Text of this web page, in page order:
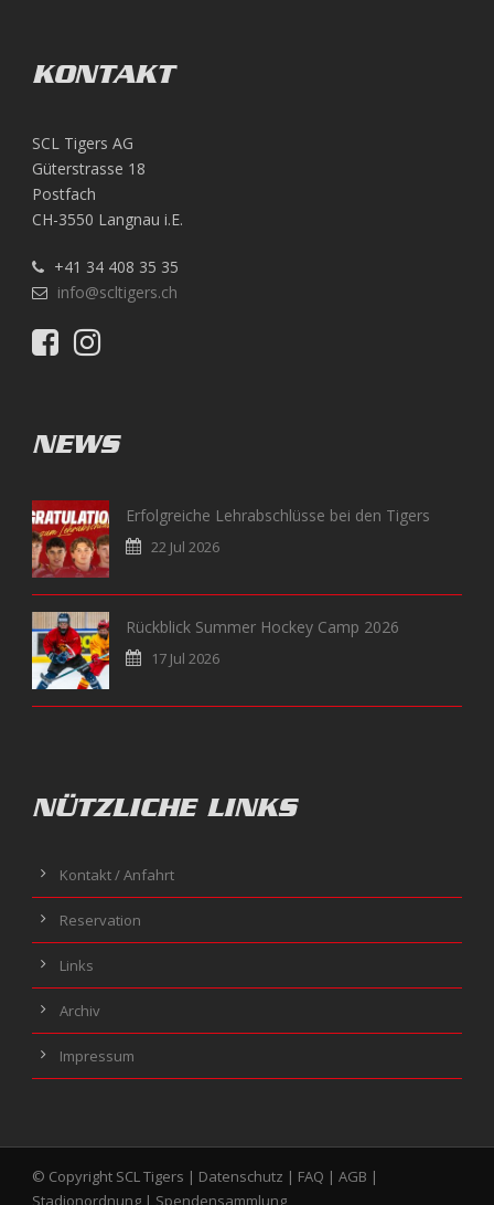
KONTAKT
SCL Tigers AG
Güterstrasse 18
Postfach
CH-3550 Langnau i.E.
+41 34 408 35 35
info@scltigers.ch
NEWS
Erfolgreiche Lehrabschlüsse bei den Tigers
22 Jul 2026
Rückblick Summer Hockey Camp 2026
17 Jul 2026
NÜTZLICHE LINKS
Kontakt / Anfahrt
Reservation
Links
Archiv
Impressum
© Copyright SCL Tigers | Datenschutz | FAQ | AGB |
Stadionordnung | Spendensammlung